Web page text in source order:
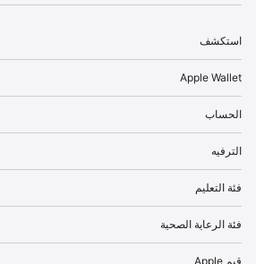
r
p
l
e
استكشف
Apple Wallet
الحساب
الترفيه
فئة التعليم
فئة الرعاية الصحية
قيم Apple